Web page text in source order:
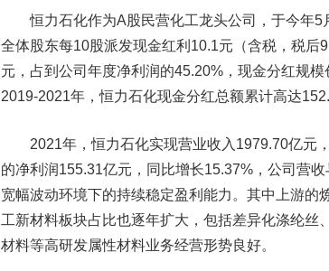
恒力石化作为A股民营化工龙头公司，于今年5
全体股东每10股派发现金红利10.1元（含税，税
元，占到公司年度净利润的45.20%，现金分红规
2019-2021年，恒力石化现金分红总额累计高达
2021年，恒力石化实现营业收入1979.70亿元
的净利润155.31亿元，同比增长15.37%，公司营
宽幅波动环境下的持续稳定盈利能力。其中上游的
工新材料板块占比也逐年扩大，包括差异化涤纶丝
材料等高研发属性材料业务经营形势良好。